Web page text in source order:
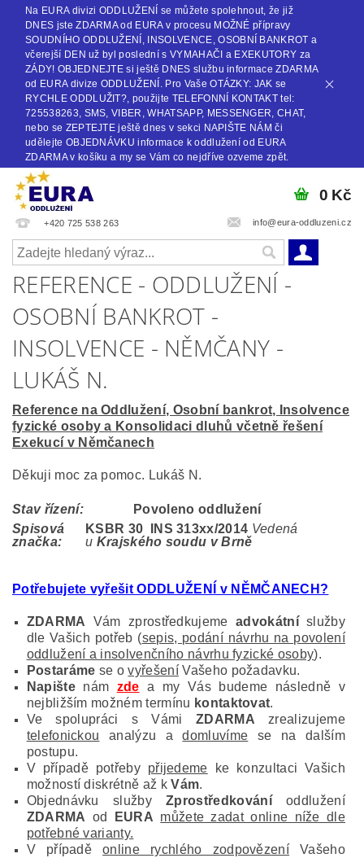
Na EURA divizi ODDLUŽENÍ se můžete spolehnout, že již
DNES jste ZDARMA od EURA v procesu MOŽNÉ přípravy
SOUDNÍHO ODDLUŽENÍ, INSOLVENCE, OSOBNÍ BANKROT a
včerejší DEN už byl poslední s VYMAHAČI a EXEKUTORY za
ZÁDY! OBJEDNEJTE si ještě DNES službu informace ZDARMA
od EURA divize ODDLUŽENÍ. Pro Vaše OTÁZKY: JAK se
RYCHLE ODDLUŽIT?, použijte TELEFONNÍ KONTAKT tel:
725538263, SMS, VIBER, WHATSAPP, MESSENGER, CHAT,
nebo se ZEPTEJTE ještě dnes v sekci NAPIŠTE NÁM či
udělejte OBJEDNÁVKU informace k oddlužení od EURA
ZDARMA v košíku a my se Vám co nejdříve ozveme zpět.
+420 725 538 263 info@eura-oddluzeni.cz
0 Kč
REFERENCE - ODDLUŽENÍ -
OSOBNÍ BANKROT -
INSOLVENCE - NĚMČANY -
LUKÁŠ N.
Reference na Oddlužení, Osobní bankrot, Insolvence
fyzické osoby a Konsolidaci dluhů včetně řešení
Exekucí v Němčanech
Děkuji moc za pomoc. Lukáš N.
Stav řízení:
Povoleno oddlužení
Spisová
značka:
KSBR 30 INS 313xx/2014 Vedená
u Krajského soudu v Brně
Potřebujete vyřešit ODDLUŽENÍ v NĚMČANECH?
ZDARMA Vám zprostředkujeme advokátníslužby
dle Vašich potřeb (sepis, podání návrhu na povolení
oddlužení a insolvenčního návrhu fyzické osoby).
Postaráme se ovyřešeníVašeho požadavku.
Napištenám zde a my Vás budeme následně v
nejbližším možném termínu kontaktovat.
Ve spolupráci s Vámi ZDARMA zrealizujeme
telefonickou analýzu adomluvíme se na dalším
postupu.
V případě potřeby přijedeme ke konzultaci Vašich
možností diskrétně až kVám.
Objednávku služby
Zprostředkováníoddlužení
ZDARMA od EURA můžete zadat online níže dle
potřebné varianty.
V případěonline rychlého zodpovězení Vašeho